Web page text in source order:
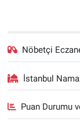
Nöbetçi
İstanbul
Puan Durumu